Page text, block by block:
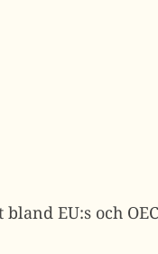
EU:s och